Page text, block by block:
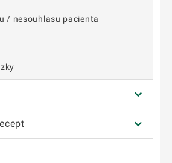
/ nesouhlasu pacienta